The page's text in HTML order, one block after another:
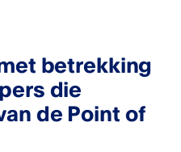
betrekking
die
de Point of